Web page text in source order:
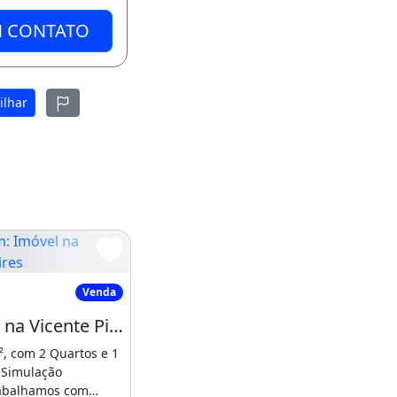
CONTATO
Original
na Vicente Pires
Venda
Imóvel na Vicente Pires
com 2 Quartos e 1
com